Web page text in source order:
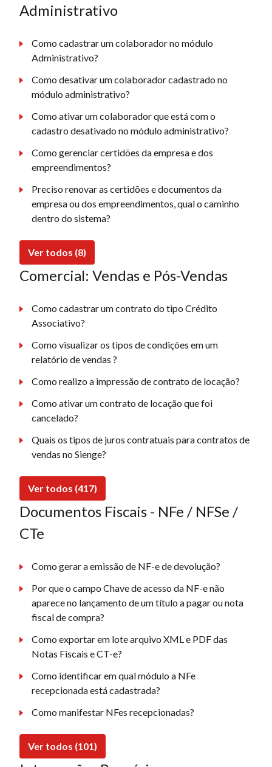
Administrativo
Como cadastrar um colaborador no módulo
Administrativo?
Como desativar um colaborador cadastrado no
módulo administrativo?
Como ativar um colaborador que está com o
cadastro desativado no módulo administrativo?
Como gerenciar certidões da empresa e dos
empreendimentos?
Preciso renovar as certidões e documentos da
empresa ou dos empreendimentos, qual o caminho
dentro do sistema?
Ver todos (8)
Comercial: Vendas e Pós-Vendas
Como cadastrar um contrato do tipo Crédito
Associativo?
Como visualizar os tipos de condições em um
relatório de vendas ?
Como realizo a impressão de contrato de locação?
Como ativar um contrato de locação que foi
cancelado?
Quais os tipos de juros contratuais para contratos de
vendas no Sienge?
Ver todos (417)
Documentos Fiscais - NFe / NFSe /
CTe
Como gerar a emissão de NF-e de devolução?
Por que o campo Chave de acesso da NF-e não
aparece no lançamento de um título a pagar ou nota
fiscal de compra?
Como exportar em lote arquivo XML e PDF das
Notas Fiscais e CT-e?
Como identificar em qual módulo a NFe
recepcionada está cadastrada?
Como manifestar NFes recepcionadas?
Ver todos (101)